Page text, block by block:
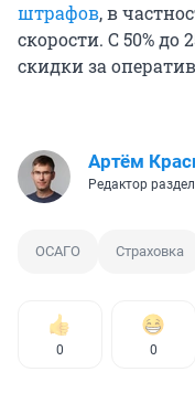
штрафов, в
скорости. С 50% до
скидки за
Артём
Редактор
ОСАГО Страховка
0 0